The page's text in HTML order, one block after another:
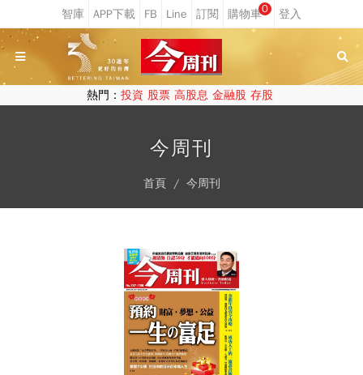
0
熱門： 投資 股票 高股息 金融股 存股
今周刊
首頁 今周刊